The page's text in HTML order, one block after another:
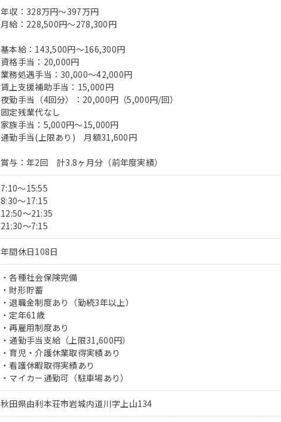
年収：328万円～397万円
月給：228,500円～278,300円
基本給：143,500円～166,300円
資格手当：20,000円
業務処遇手当：30,000～42,000円
賃上支援補助手当：15,000円
夜勤手当（4回分）：20,000円（5,000円/回）
固定残業代なし
家族手当：5,000円～15,000円
通勤手当(上限あり) 月額31,600円
賞与：年2回 計3.8ヶ月分（前年度実績）
7:10～15:55
8:30～17:15
12:50～21:35
21:30～7:15
年間休日108日
・各種社会保険完備
・財形貯蓄
・退職金制度あり（勤続3年以上）
・定年61歳
・再雇用制度あり
・通勤手当支給（上限31,600円）
・育児・介護休業取得実績あり
・看護休暇取得実績あり
・マイカー通勤可（駐車場あり）
秋田県由利本荘市岩城内道川字上山134